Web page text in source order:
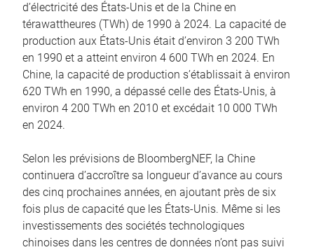
d’électricité des États-Unis et de la Chine en
térawattheures (TWh) de 1990 à 2024. La capacité de
production aux États-Unis était d’environ 3 200 TWh
en 1990 et a atteint environ 4 600 TWh en 2024. En
Chine, la capacité de production s’établissait à environ
620 TWh en 1990, a dépassé celle des États-Unis, à
environ 4 200 TWh en 2010 et excédait 10 000 TWh
en 2024.
Selon les prévisions de BloombergNEF, la Chine
continuera d’accroître sa longueur d’avance au cours
des cinq prochaines années, en ajoutant près de six
fois plus de capacité que les États-Unis. Même si les
investissements des sociétés technologiques
chinoises dans les centres de données n’ont pas suivi